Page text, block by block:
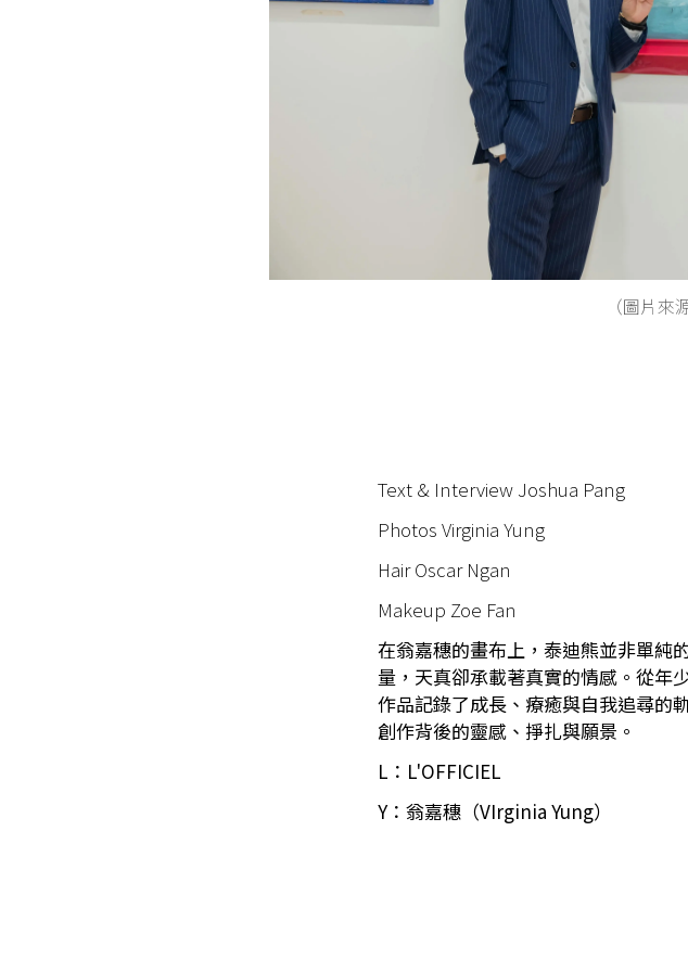
（圖片來
Text & Interview Joshua Pang
Photos Virginia Yung
Hair Oscar Ngan
Makeup Zoe Fan
在翁嘉穗的畫布上，泰迪熊並非單純
量，天真卻承載著真實的情感。從年
作品記錄了成長、療癒與自我追尋的
創作背後的靈感、掙扎與願景。
L：L'OFFICIEL
Y： 翁嘉穗（VIrginia Yung）